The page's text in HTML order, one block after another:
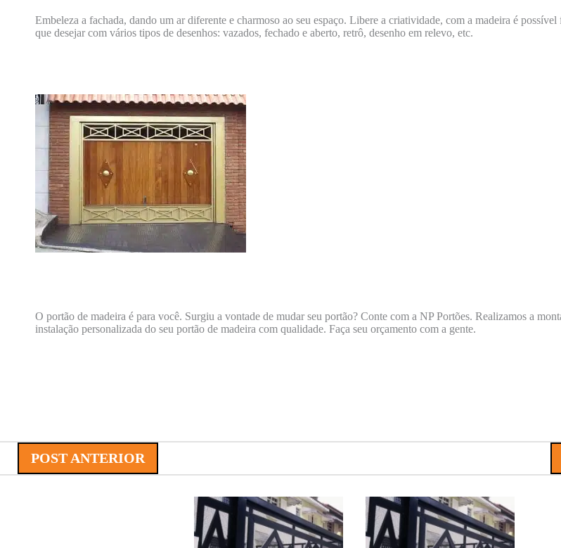
Embeleza a fachada, dando um ar diferente e charmoso ao seu espaço. Libere a criatividade, com a madeira é possível
que desejar com vários tipos de desenhos: vazados, fechado e aberto, retrô, desenho em relevo, etc.
O portão de madeira é para você. Surgiu a vontade de mudar seu portão? Conte com a NP Portões. Realizamos a
instalação personalizada do seu portão de madeira com qualidade. Faça seu orçamento com a gente.
POST ANTERIOR